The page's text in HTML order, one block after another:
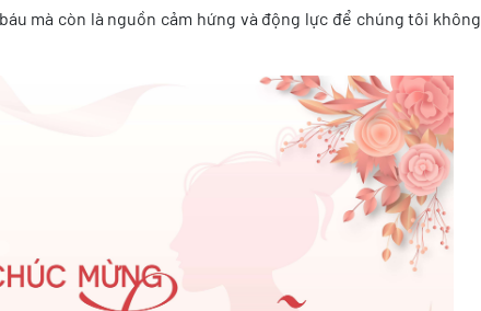
mà còn là nguồn cảm hứng và động lực để chúng tôi không